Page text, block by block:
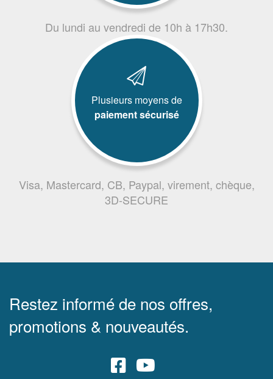
Du lundi au vendredi de 10h à 17h30.
Plusieurs moyens de
paiement sécurisé
Visa, Mastercard, CB, Paypal, virement, chèque,
3D-SECURE
Restez informé de nos offres,
promotions & nouveautés.